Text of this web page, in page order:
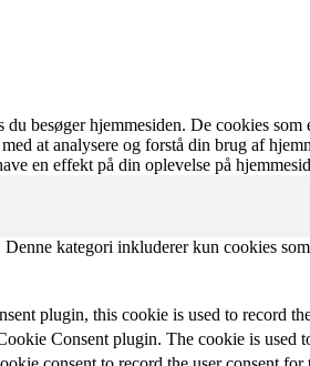
besøger hjemmesiden. De cookies
at analysere og forstå din brug af
en effekt på din oplevelse på
kategori inkluderer kun cookies
plugin, this cookie is used to record
Consent plugin. The cookie is used